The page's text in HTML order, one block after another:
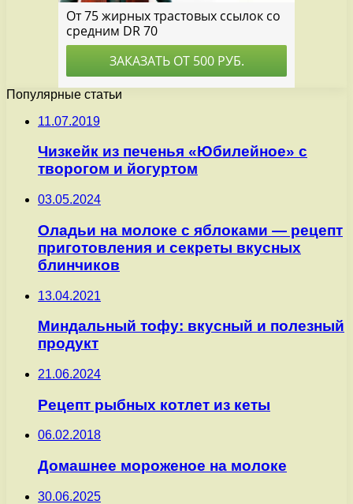
Популярные статьи
11.07.2019
Чизкейк из печенья «Юбилейное» с
творогом и йогуртом
03.05.2024
Оладьи на молоке с яблоками — рецепт
приготовления и секреты вкусных
блинчиков
13.04.2021
Миндальный тофу: вкусный и полезный
продукт
21.06.2024
Рецепт рыбных котлет из кеты
06.02.2018
Домашнее мороженое на молоке
30.06.2025